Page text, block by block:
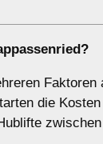
die